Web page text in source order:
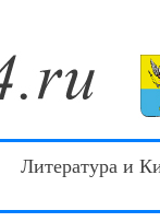
Литература и